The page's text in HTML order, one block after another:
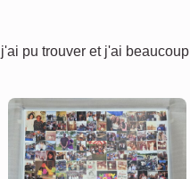
pu trouver et j'ai beaucoup